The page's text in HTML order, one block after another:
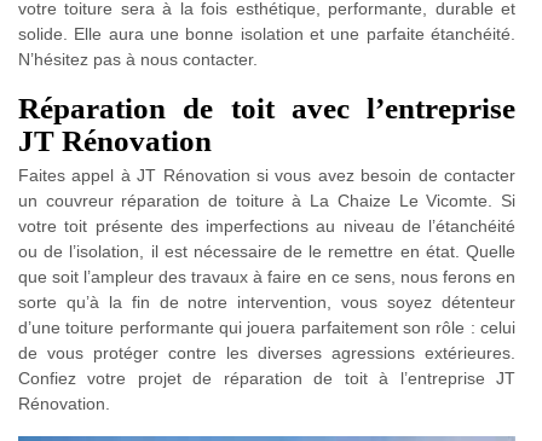
votre toiture sera à la fois esthétique, performante, durable et
solide. Elle aura une bonne isolation et une parfaite étanchéité.
N’hésitez pas à nous contacter.
Réparation de toit avec l’entreprise
JT Rénovation
Faites appel à JT Rénovation si vous avez besoin de contacter
un couvreur réparation de toiture à La Chaize Le Vicomte. Si
votre toit présente des imperfections au niveau de l’étanchéité
ou de l’isolation, il est nécessaire de le remettre en état. Quelle
que soit l’ampleur des travaux à faire en ce sens, nous ferons en
sorte qu’à la fin de notre intervention, vous soyez détenteur
d’une toiture performante qui jouera parfaitement son rôle : celui
de vous protéger contre les diverses agressions extérieures.
Confiez votre projet de réparation de toit à l’entreprise JT
Rénovation.